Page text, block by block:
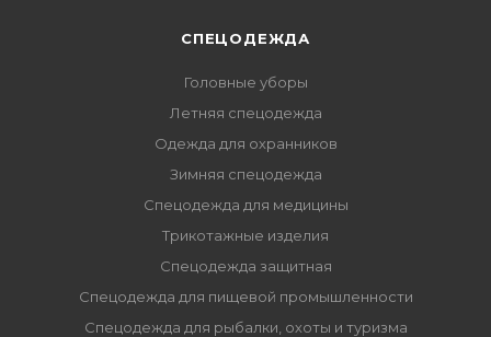
СПЕЦОДЕЖДА
Головные уборы
Летняя спецодежда
Одежда для охранников
Зимняя спецодежда
Спецодежда для медицины
Трикотажные изделия
Спецодежда защитная
Спецодежда для пищевой промышленности
Спецодежда для рыбалки, охоты и туризма